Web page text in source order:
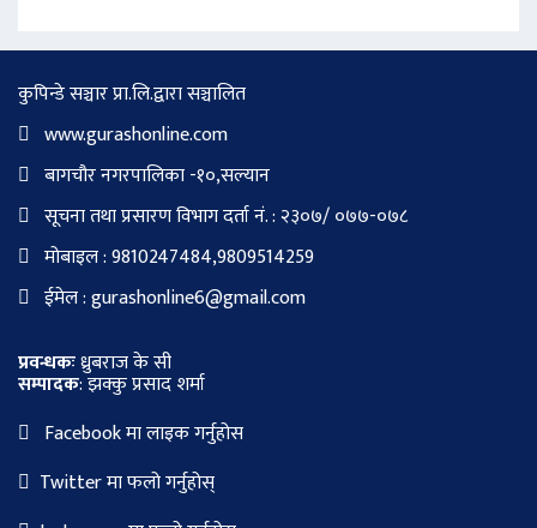
कुपिन्डे सञ्चार प्रा.लि.द्वारा सञ्चालित
www.gurashonline.com
बागचौर नगरपालिका -१०,सल्यान
सूचना तथा प्रसारण विभाग दर्ता नं. : २३०७/ ०७७-०७८
मोबाइल : 9810247484,9809514259
ईमेल : gurashonline6@gmail.com
प्रवन्धकःध्रुबराज के सी
सम्पादक: झक्कु प्रसाद शर्मा
Facebook मा लाइक गर्नुहोस
Twitter मा फलो गर्नुहोस्